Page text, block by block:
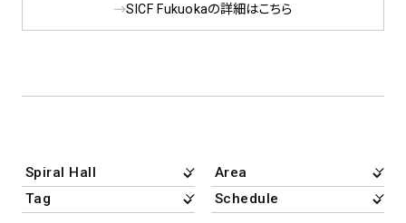
SICF Fukuokaの詳細はこちら